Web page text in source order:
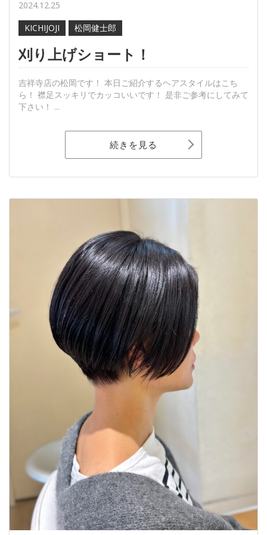
2024.12.25
KICHIJOJI
松岡健士郎
刈り上げショート！
吉祥寺店の松岡です！ 本日ご紹介するヘアスタイルはこち
ら！ 襟足スッキリでカッコいいです！ 是非ご参考にしてみて
下さい！ ...
続きを見る